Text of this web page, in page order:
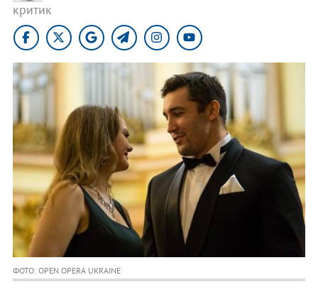
критик
ФОТО: OPEN OPERA UKRAINE